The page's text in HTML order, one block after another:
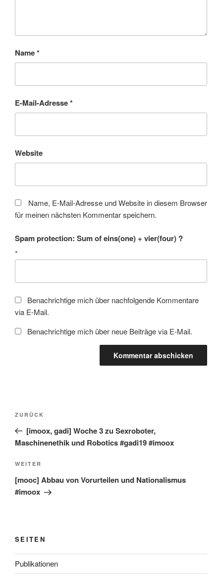
Name*
E-Mail-Adresse*
Website
Name, E-Mail-Adresse und Website in diesem Browser
für meinen nächsten Kommentar speichern.
Spam protection: Sum of eins(one) + vier(four) ?
*
Benachrichtige mich über nachfolgende Kommentare
via E-Mail.
Benachrichtige mich über neue Beiträge via E-Mail.
Beitragsnavigation
Vorheriger
Beitrag
ZURÜCK
[imoox, gadi] Woche 3 zu Sexroboter,
Maschinenethik und Robotics #gadi19 #imoox
Nächster
Beitrag
WEITER
[mooc] Abbau von Vorurteilen und Nationalismus
#imoox
SEITEN
Publikationen